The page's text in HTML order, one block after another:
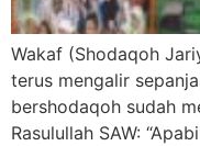
Wakaf (Shodaqoh
terus mengalir
bershodaqoh sudah
Rasulullah SAW: